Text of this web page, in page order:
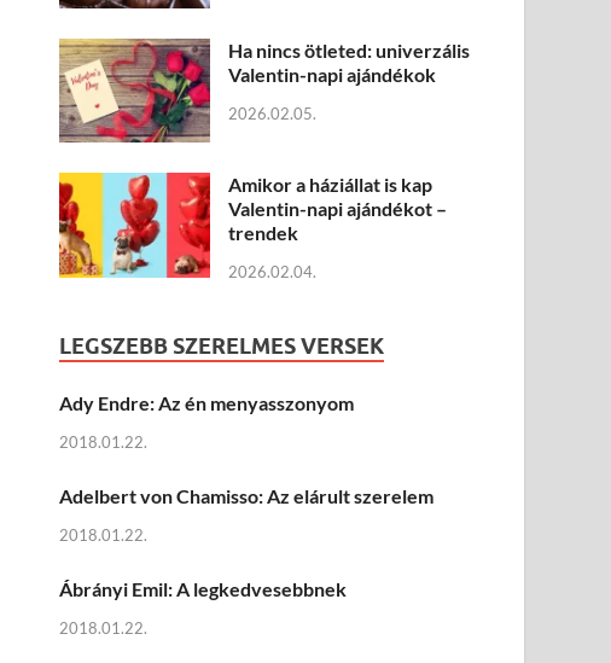
Ha nincs ötleted: univerzális
Valentin-napi ajándékok
2026.02.05.
Amikor a háziállat is kap
Valentin-napi ajándékot –
trendek
2026.02.04.
LEGSZEBB SZERELMES VERSEK
Ady Endre: Az én menyasszonyom
2018.01.22.
Adelbert von Chamisso: Az elárult szerelem
2018.01.22.
Ábrányi Emil: A legkedvesebbnek
2018.01.22.